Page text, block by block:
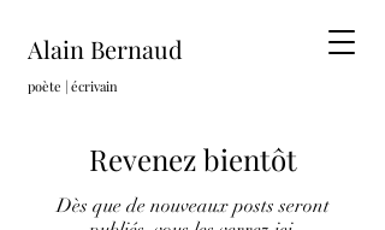
Alain Bernaud
poète | écrivain
Revenez bientôt
Dès que de nouveaux posts seront